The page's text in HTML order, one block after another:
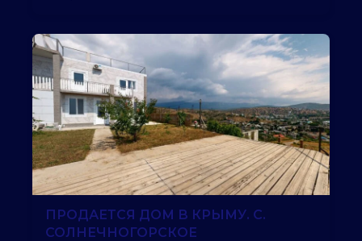
ПРОДАЕТСЯ ДОМ В КРЫМУ. С.
СОЛНЕЧНОГОРСКОЕ